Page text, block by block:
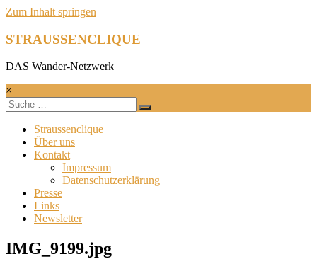
Zum Inhalt springen
STRAUSSENCLIQUE
DAS Wander-Netzwerk
×
Straussenclique
Über uns
Kontakt
Impressum
Datenschutzerklärung
Presse
Links
Newsletter
IMG_9199.jpg